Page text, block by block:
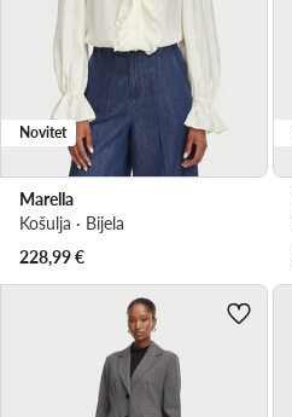
Novitet
Marella
Košulja · Bijela
228,99€